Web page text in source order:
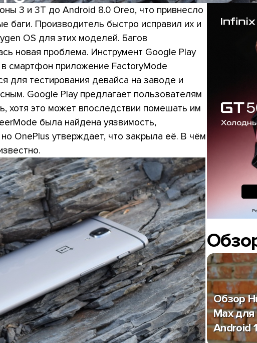
3 и 3T до Android 8.0 Oreo, что привнесло
баги. Производитель быстро исправил их и
OS для этих моделей. Багов
новая проблема. Инструмент Google Play
смартфон приложение FactoryMode
для тестирования девайса на заводе и
Google Play предлагает пользователям
хотя это может впоследствии помешать им
была найдена уязвимость,
OnePlus утверждает, что закрыла её. В чём
Обзор
Max для
Android